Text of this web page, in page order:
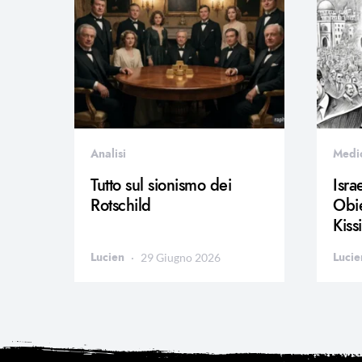
Analisi
Tutto sul sionismo dei
Rotschild
Lucien 29 Giugno 2026